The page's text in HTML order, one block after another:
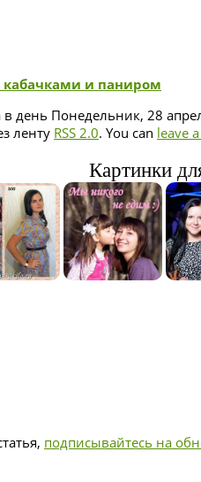
кабачками и паниром
день Понедельник, 28
ленту RSS 2.0. You can leave
Картинки
подписывайтесь на